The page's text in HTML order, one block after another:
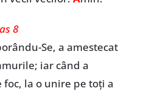
8
Se, a amestecat
iar când a
la o unire pe toţi a